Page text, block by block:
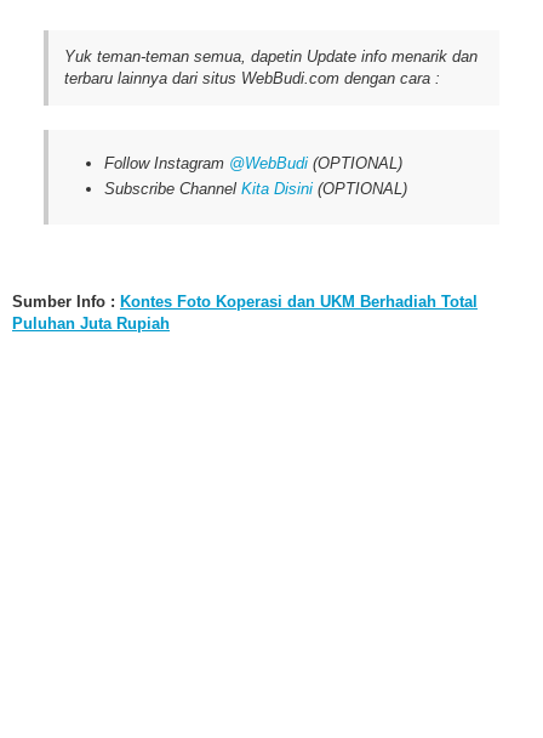
Yuk teman-teman semua, dapetin Update info menarik dan
terbaru lainnya dari situs WebBudi.com dengan cara :
Follow Instagram @WebBudi(OPTIONAL)
Subscribe Channel Kita Disini(OPTIONAL)
Sumber Info : Kontes Foto Koperasi dan UKM Berhadiah Total
Puluhan Juta Rupiah